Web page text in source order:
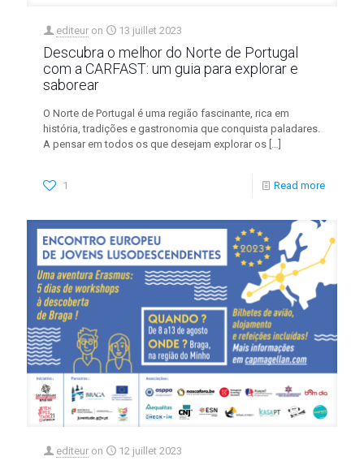
editeur on 13 juillet 2023
Descubra o melhor do Norte de Portugal
com a CARFAST: um guia para explorar e
saborear
O Norte de Portugal é uma região fascinante, rica em
história, tradições e gastronomia que conquista paladares.
A pensar em todos os que desejam explorar os […]
1 Read more
editeur on 12 juillet 2023